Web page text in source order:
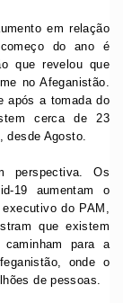
em relação
do ano é
que revelou que
no Afeganistão.
após a tomada do
cerca de 23
desde Agosto.
perspectiva. Os
19 aumentam o
do PAM,
que existem
para a
onde o
de pessoas.